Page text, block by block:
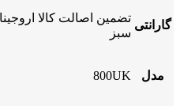
گارانتی
تضمین اصالت کالا
سبز
مدل 800UK